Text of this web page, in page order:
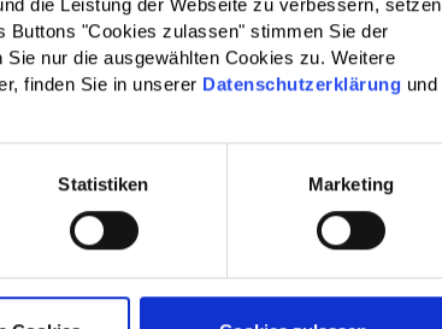
"Cookies zulassen" stimmen Sie der
nur die ausgewählten Cookies zu. Weitere
finden Sie in unserer Datenschutzerklärung und
Statistiken Marketing
einsetzen.
Ausgrenzung.
sowie
Stadt Fulda